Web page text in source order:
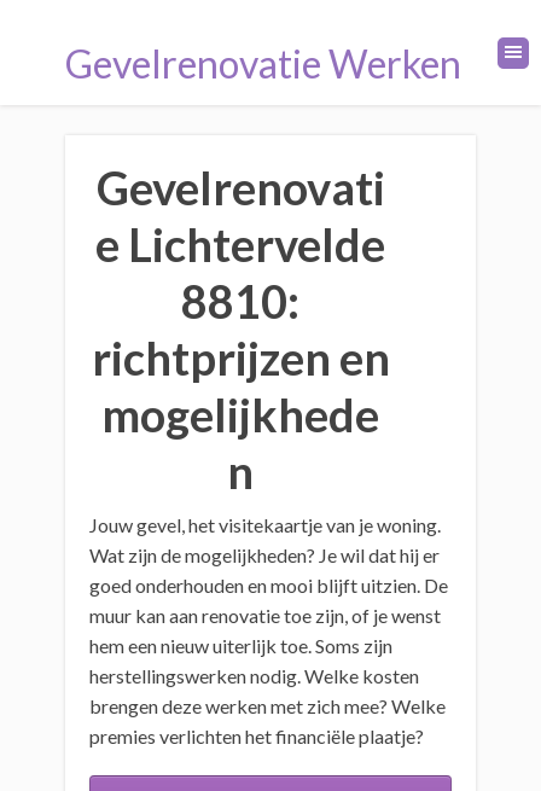
Gevelrenovatie Werken
Gevelrenovati
e Lichtervelde
8810:
richtprijzen en
mogelijkhede
n
Jouw gevel, het visitekaartje van je woning.
Wat zijn de mogelijkheden? Je wil dat hij er
goed onderhouden en mooi blijft uitzien. De
muur kan aan renovatie toe zijn, of je wenst
hem een nieuw uiterlijk toe. Soms zijn
herstellingswerken nodig. Welke kosten
brengen deze werken met zich mee? Welke
premies verlichten het financiële plaatje?